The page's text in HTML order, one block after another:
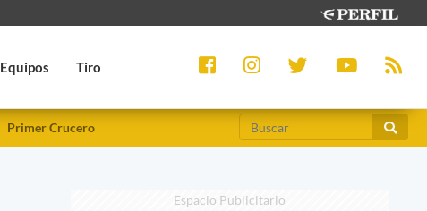
Equipos Tiro
Primer Crucero
Espacio Publicitario